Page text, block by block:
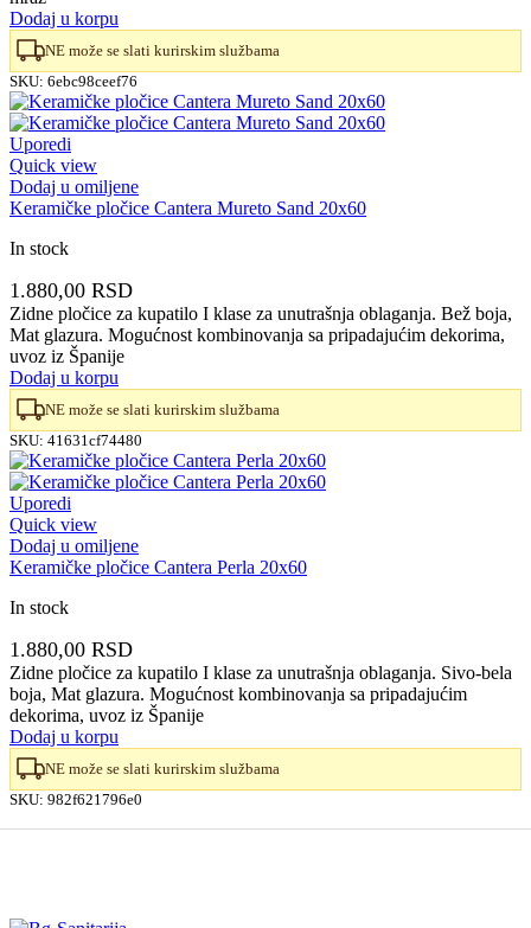
Dodaj u korpu
NE može se slati kurirskim službama
SKU: 6ebc98ceef76
Uporedi
Quick view
Dodaj u omiljene
Keramičke pločice Cantera Mureto Sand 20x60
In stock
1.880,00 RSD
Zidne pločice za kupatilo I klase za unutrašnja oblaganja. Bež boja,
Mat glazura. Mogućnost kombinovanja sa pripadajućim dekorima,
uvoz iz Španije
Dodaj u korpu
NE može se slati kurirskim službama
SKU: 41631cf74480
Uporedi
Quick view
Dodaj u omiljene
Keramičke pločice Cantera Perla 20x60
In stock
1.880,00 RSD
Zidne pločice za kupatilo I klase za unutrašnja oblaganja. Sivo-bela
boja, Mat glazura. Mogućnost kombinovanja sa pripadajućim
dekorima, uvoz iz Španije
Dodaj u korpu
NE može se slati kurirskim službama
SKU: 982f621796e0